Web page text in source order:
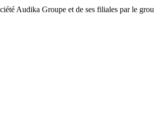
Audika Groupe et de ses filiales par le